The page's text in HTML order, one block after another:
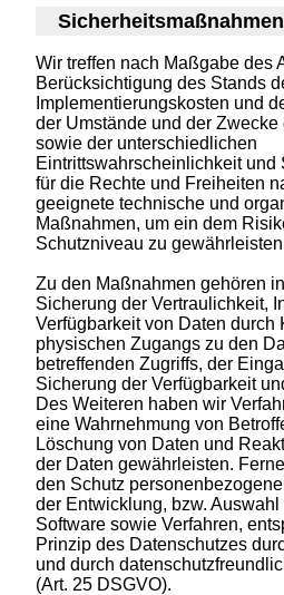
Sicherheitsmaßnahmen
Wir treffen nach Maßgabe des
Berücksichtigung des Stands
Implementierungskosten und
der Umstände und der Zwecke
sowie der unterschiedlichen
Eintrittswahrscheinlichkeit und
für die Rechte und Freiheiten
geeignete technische und
Maßnahmen, um ein dem
Schutzniveau zu
Zu den Maßnahmen gehören
Sicherung der Vertraulichkeit,
Verfügbarkeit von Daten durch
physischen Zugangs zu den
betreffenden Zugriffs, der
Sicherung der Verfügbarkeit
Des Weiteren haben wir
eine Wahrnehmung von
Löschung von Daten und
der Daten gewährleisten.
den Schutz
der Entwicklung, bzw.
Software sowie Verfahren,
Prinzip des Datenschutzes
und durch
(Art. 25 DSGVO).